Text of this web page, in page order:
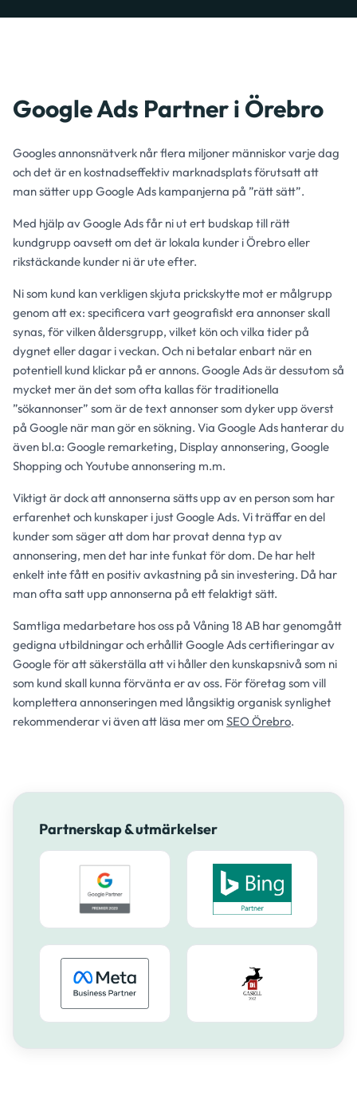
Google Ads Partner i Örebro
Googles annonsnätverk når flera miljoner människor varje dag
och det är en kostnadseffektiv marknadsplats förutsatt att
man sätter upp Google Ads kampanjerna på ”rätt sätt”.
Med hjälp av Google Ads får ni ut ert budskap till rätt
kundgrupp oavsett om det är lokala kunder i Örebro eller
rikstäckande kunder ni är ute efter.
Ni som kund kan verkligen skjuta prickskytte mot er målgrupp
genom att ex: specificera vart geografiskt era annonser skall
synas, för vilken åldersgrupp, vilket kön och vilka tider på
dygnet eller dagar i veckan. Och ni betalar enbart när en
potentiell kund klickar på er annons. Google Ads är dessutom så
mycket mer än det som ofta kallas för traditionella
”sökannonser” som är de text annonser som dyker upp överst
på Google när man gör en sökning. Via Google Ads hanterar du
även bl.a: Google remarketing, Display annonsering, Google
Shopping och Youtube annonsering m.m.
Viktigt är dock att annonserna sätts upp av en person som har
erfarenhet och kunskaper i just Google Ads. Vi träffar en del
kunder som säger att dom har provat denna typ av
annonsering, men det har inte funkat för dom. De har helt
enkelt inte fått en positiv avkastning på sin investering. Då har
man ofta satt upp annonserna på ett felaktigt sätt.
Samtliga medarbetare hos oss på Våning 18 AB har genomgått
gedigna utbildningar och erhållit Google Ads certifieringar av
Google för att säkerställa att vi håller den kunskapsnivå som ni
som kund skall kunna förvänta er av oss. För företag som vill
komplettera annonseringen med långsiktig organisk synlighet
rekommenderar vi även att läsa mer om SEO Örebro.
Partnerskap & utmärkelser